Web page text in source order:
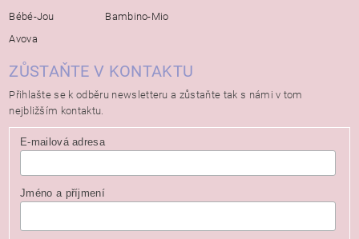
Bébé-Jou
Avova
Bambino-Mio
ZŮSTAŇTE V KONTAKTU
Přihlašte se k odběru newsletteru a zůstaňte tak s námi v tom
nejbližším kontaktu.
E-mailová adresa
Jméno a příjmení